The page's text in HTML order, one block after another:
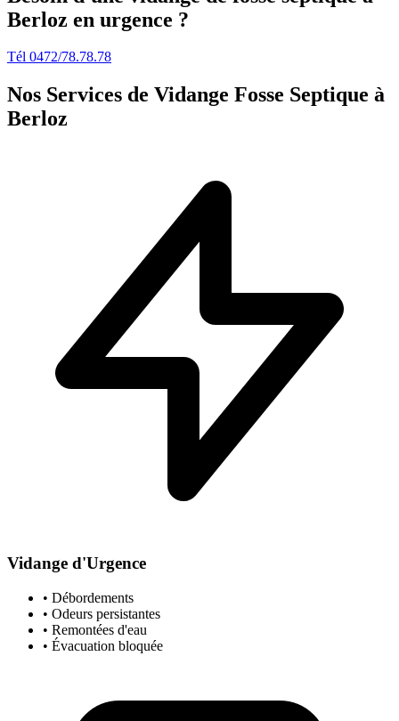
Berloz en urgence ?
Tél 0472/78.78.78
Nos Services de Vidange Fosse Septique à
Berloz
Vidange d'Urgence
• Débordements
• Odeurs persistantes
• Remontées d'eau
• Évacuation bloquée